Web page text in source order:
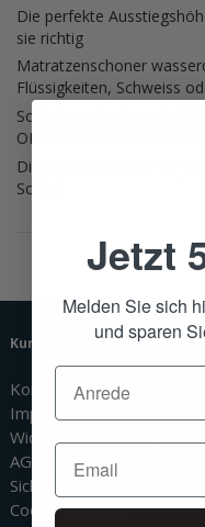
Die perfekte
sie richtig
Matratzenschoner
Flüssigkeiten, Schweiss
Schlafen mit gutem
OEKO-TEX® Standard
Die beste Matratze für
Schlaf
Kundenservice
Kontakt
Impressum
Widerrufsbelehrung
AGBs
Sicherheit & Datenschutz
Cookie Richtlinie
Jetzt
Melden Sie sich
und sparen